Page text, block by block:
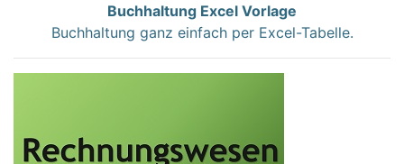
Buchhaltung Excel Vorlage
Buchhaltung ganz einfach per Excel-Tabelle.